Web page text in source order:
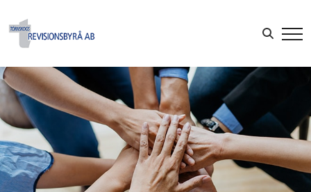
LOGGA IN Sök efter: